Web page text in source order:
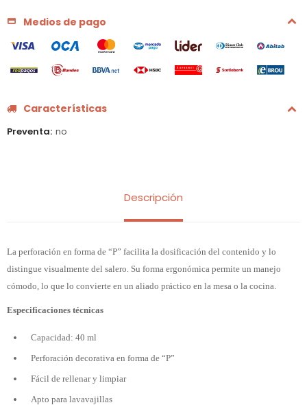
Medios de pago
Características
Preventa no
Descripción
La perforación en forma de “P” facilita la dosificación del contenido y lo
distingue visualmente del salero. Su forma ergonómica permite un manejo
cómodo, lo que lo convierte en un aliado práctico en la mesa o la cocina.
Especificaciones técnicas
Capacidad: 40 ml
Perforación decorativa en forma de “P”
Fácil de rellenar y limpiar
Apto para lavavajillas